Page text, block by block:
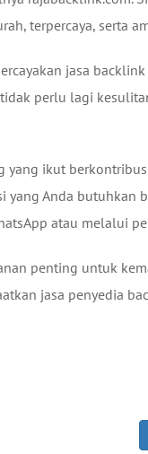
terpercaya, serta
jasa
perlu lagi
yang ikut
yang Anda butuhkan
atau melalui
penting untuk
jasa penyedia